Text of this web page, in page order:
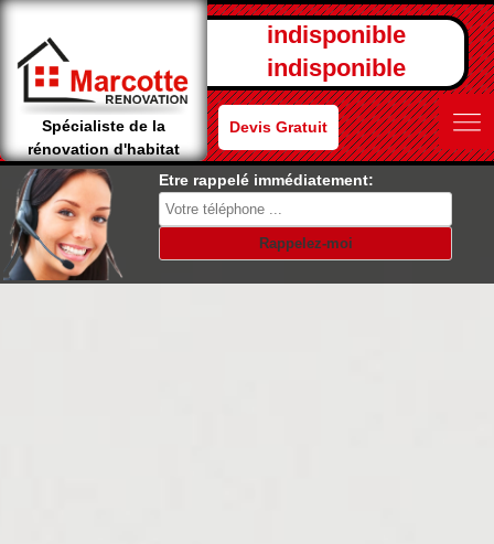
Spécialiste de la
rénovation d'habitat
indisponible
indisponible
Devis Gratuit
Etre rappelé immédiatement: